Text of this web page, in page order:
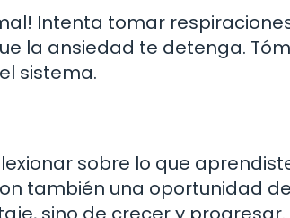
Intenta tomar
la ansiedad te detenga.
sistema.
sobre lo que
también una oportunidad